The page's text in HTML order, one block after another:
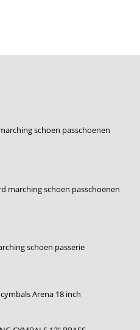
schoen passchoenen
marching schoen passchoenen
schoen passerie
Arena 18 inch